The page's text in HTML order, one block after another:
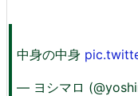
中身の中身
— ヨシマロ